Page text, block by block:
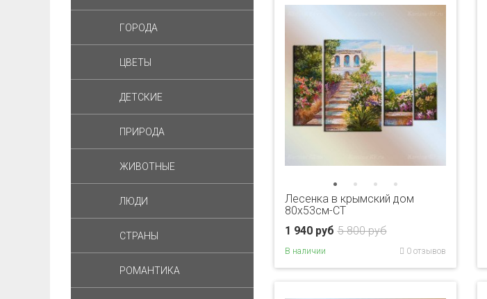
Лесенка в крымский дом
80x53см-CT
5 800 руб
1 940 руб
В наличии 0 отзывов
ГОРОДА
ЦВЕТЫ
ДЕТСКИЕ
ПРИРОДА
ЖИВОТНЫЕ
ЛЮДИ
СТРАНЫ
РОМАНТИКА